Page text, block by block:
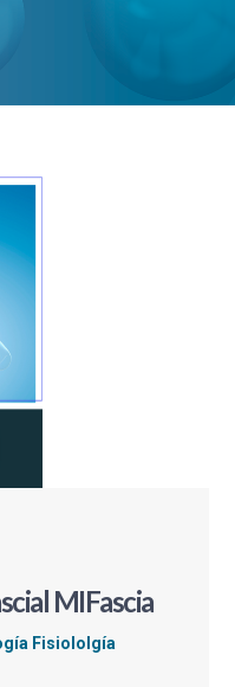
MIFascia
Fisiololgía